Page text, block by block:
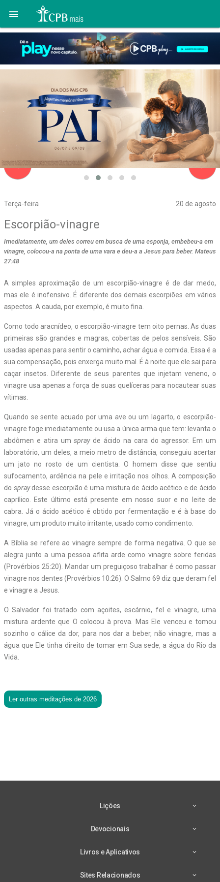

Terça-feira 20 de agosto
navigate_before
Escorpião-vinagre
Imediatamente, um deles correu em busca de uma esponja, embebeu-a em
vinagre, colocou-a na ponta de uma vara e deu-a a Jesus para beber. Mateus
27:48
A simples aproximação de um escorpião-vinagre é de dar medo,
mas ele é inofensivo. É diferente dos demais escorpiões em vários
aspectos. A cauda, por exemplo, é muito fina.
Como todo aracnídeo, o escorpião-vinagre tem oito pernas. As duas
primeiras são grandes e magras, cobertas de pelos sensíveis. São
usadas apenas para sentir o caminho, achar água e comida. Essa é a
sua compensação, pois enxerga muito mal. É à noite que ele sai para
caçar insetos. Diferente de seus parentes que injetam veneno, o
vinagre usa apenas a força de suas quelíceras para nocautear suas
vítimas.
Quando se sente acuado por uma ave ou um lagarto, o escorpião-
vinagre foge imediatamente ou usa a única arma que tem: levanta o
abdômen e atira umspray de ácido na cara do agressor. Em um
laboratório, um deles, a meio metro de distância, conseguiu acertar
um jato no rosto de um cientista. O homem disse que sentiu
sufocamento, ardência na pele e irritação nos olhos. A composição
do spraydesse escorpião é uma mistura de ácido acético e de ácido
caprílico. Este último está presente em nosso suor e no leite de
cabra. Já o ácido acético é obtido por fermentação e é à base do
vinagre, um produto muito irritante, usado como condimento.
A Bíblia se refere ao vinagre sempre de forma negativa. O que se
alegra junto a uma pessoa aflita arde como vinagre sobre feridas
(Provérbios 25:20). Mandar um preguiçoso trabalhar é como passar
vinagre nos dentes (Provérbios 10:26). O Salmo 69 diz que deram fel
e vinagre a Jesus.
O Salvador foi tratado com açoites, escárnio, fel e vinagre, uma
mistura ardente que O colocou à prova. Mas Ele venceu e tomou
sozinho o cálice da dor, para nos dar a beber, não vinagre, mas a
água que Ele tinha direito de tomar em Sua sede, a água do Rio da
Vida.
Ler outras meditações de 2026
navigate_next
Lições
Devocionais
Livros e Aplicativos
Sites Relacionados